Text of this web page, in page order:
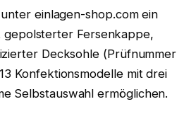
einlagen-shop.com ein
gepolsterter Fersenkappe,
Decksohle (Prüfnummer
Konfektionsmodelle mit drei
Selbstauswahl ermöglichen.